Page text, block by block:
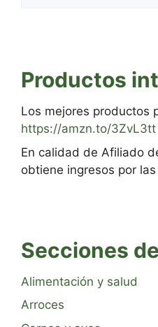
Productos
Los mejores productos
https://amzn.to/3ZvL3tt
En calidad de Afiliado
obtiene ingresos por
Secciones
Alimentación y salud
Arroces